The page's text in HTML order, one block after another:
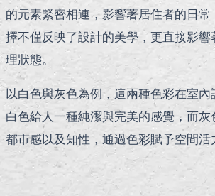
的元素緊密相連，影響著居住者的日
擇不僅反映了設計的美學，更直接影
理狀態。
以白色與灰色為例，這兩種色彩在室內
白色給人一種純潔與完美的感覺，而灰
都市感以及知性，通過色彩賦予空間活